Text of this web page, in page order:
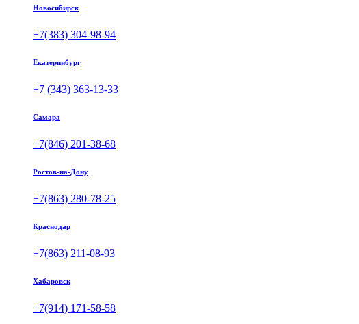
Новосибирск
+7(383) 304-98-94
Екатеринбург
+7 (343) 363-13-33
Самара
+7(846) 201-38-68
Ростов-на-Дону
+7(863) 280-78-25
Краснодар
+7(863) 211-08-93
Хабаровск
+7(914) 171-58-58